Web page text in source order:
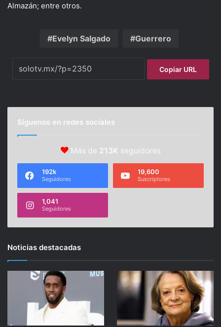
Almazán; entre otros.
Evelyn Salgado Guerrero
Copiar URL
Síguenos en redes sociales
Más de 213K seguidores
192k
Seguidores
19,600
Suscriptores
1,041
Seguidores
Noticias destacadas